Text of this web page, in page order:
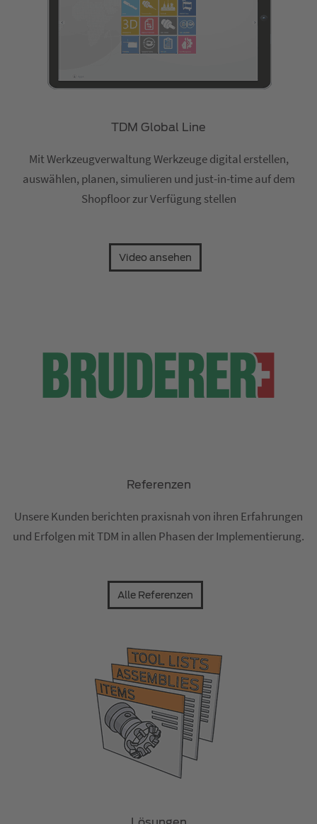
TDM Global Line
Mit Werkzeugverwaltung Werkzeuge digital erstellen,
auswählen, planen, simulieren und just-in-time auf dem
Shopfloor zur Verfügung stellen
Video ansehen
Referenzen
Unsere Kunden berichten praxisnah von ihren Erfahrungen
und Erfolgen mit TDM in allen Phasen der Implementierung.
Alle Referenzen